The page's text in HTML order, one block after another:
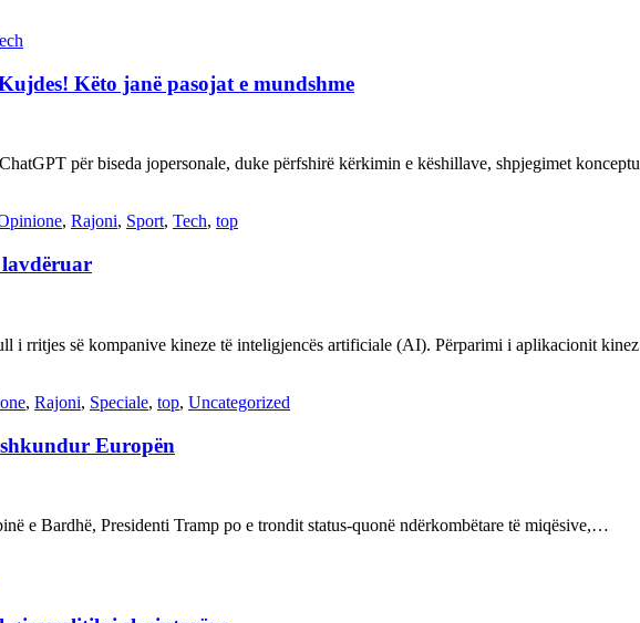
Këto janë pasojat e mundshme
për biseda jopersonale, duke përfshirë kërkimin e këshillave, shpjegimet
, Rajoni, Sport, Tech, top
lavdëruar
i rritjes së kompanive kineze të inteligjencës artificiale (AI). Përparimi i aplikacionit
, Rajoni, Speciale, top, Uncategorized
Europën
e Bardhë, Presidenti Tramp po e trondit status-quonë ndërkombëtare të miqësive,…